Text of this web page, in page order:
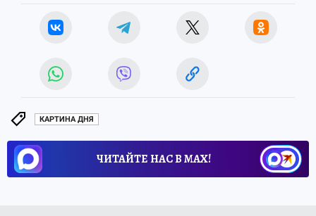
КАРТИНА ДНЯ
ЧИТАЙТЕ НАС В МАХ!